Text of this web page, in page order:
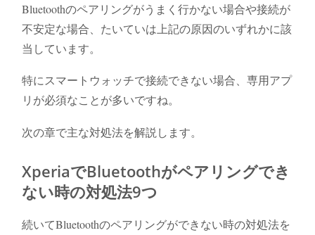
Bluetoothのペアリングがうまく行かない場合や接続が
不安定な場合、たいていは上記の原因のいずれかに該
当しています。
特にスマートウォッチで接続できない場合、専用アプ
リが必須なことが多いですね。
次の章で主な対処法を解説します。
XperiaでBluetoothがペアリングでき
ない時の対処法9つ
続いてBluetoothのペアリングができない時の対処法を